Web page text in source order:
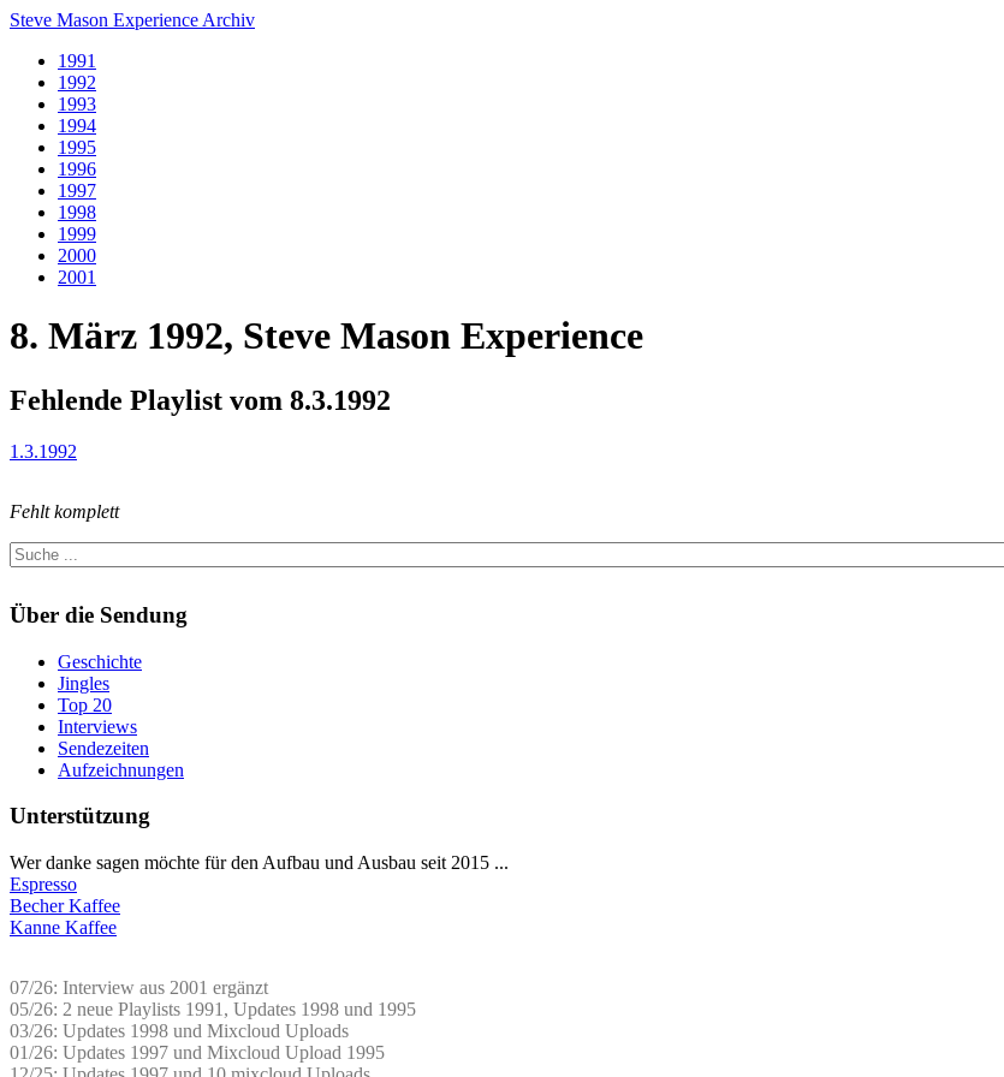
Steve Mason Experience Archiv
1991
1992
1993
1994
1995
1996
1997
1998
1999
2000
2001
8. März 1992, Steve Mason Experience
Fehlende Playlist vom 8.3.1992
1.3.1992
Fehlt komplett
Über die Sendung
Geschichte
Jingles
Top 20
Interviews
Sendezeiten
Aufzeichnungen
Unterstützung
Wer danke sagen möchte für den Aufbau und Ausbau seit 2015 ...
Espresso
Becher Kaffee
Kanne Kaffee
07/26: Interview aus 2001 ergänzt
05/26: 2 neue Playlists 1991, Updates 1998 und 1995
03/26: Updates 1998 und Mixcloud Uploads
01/26: Updates 1997 und Mixcloud Upload 1995